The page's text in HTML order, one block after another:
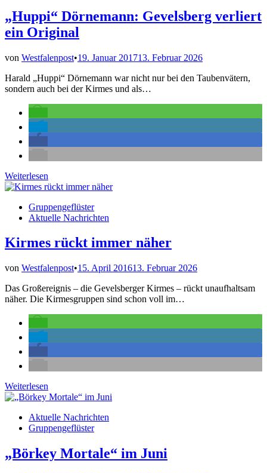
Jubiläumsjahr
„Huppi“ Dörnemann: Gevelsberg verliert
ein Original
von Westfalenpost•19. Januar 201713. Februar 2026
Harald „Huppi“ Dörnemann war nicht nur bei den Taubenvätern,
sondern auch bei der Kirmes und als…
„Huppi“
Dörnemann:
verliert
Weiterlesen
Veröffentlicht
Gruppengeflüster
Aktuelle Nachrichten
Kirmes rückt immer näher
von Westfalenpost•15. April 201613. Februar 2026
Das Großereignis – die Gevelsberger Kirmes – rückt unaufhaltsam
näher. Die Kirmesgruppen sind schon voll im…
Kirmes
rückt
näher
Weiterlesen
Veröffentlicht
Aktuelle Nachrichten
Gruppengeflüster
„Börkey Mortale“ im Juni